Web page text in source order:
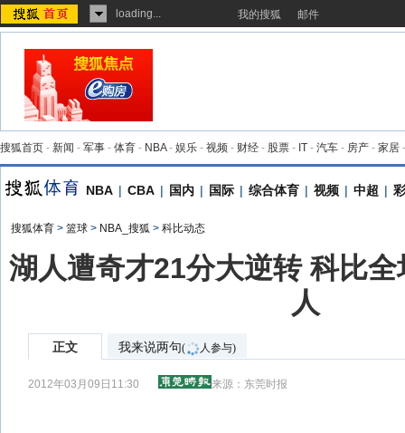
loading... 我的搜狐 邮件
搜狐首页 - 新闻 - 军事 - 体育 - NBA- 娱乐 - 视频 - 财经 - 股票 - IT - 汽车 - 房产 - 家居
NBA | CBA | 国内 | 国际 | 综合体育 | 视频 | 中超 |
搜狐体育 > 篮球 > NBA_搜狐 > 科比动态
湖人遭奇才21分大逆转 科比
人
正文 我来说两句( 人参与)
2012年03月09日11:30 来源： 东莞时报